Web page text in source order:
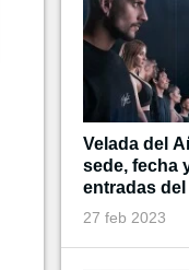
Velada del
sede, fecha
entradas
Ibai
27 feb 2023